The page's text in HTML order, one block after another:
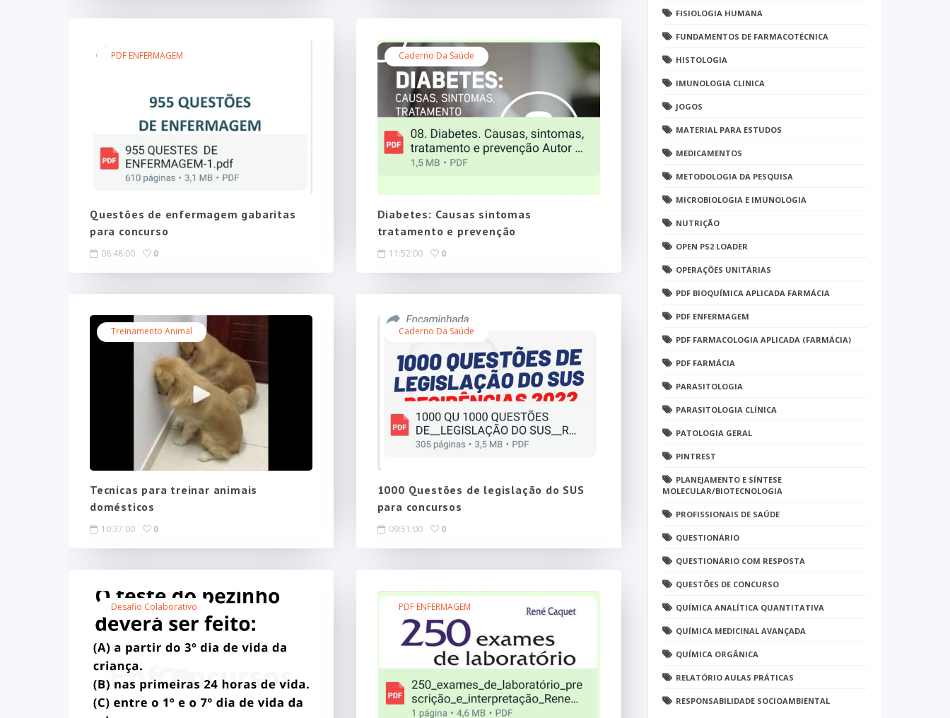
PDF ENFERMAGEM
Questões de enfermagem gabaritas
para concurso
08:48:00 0
Caderno Da Saúde
Diabetes: Causas sintomas
tratamento e prevenção
11:52:00 0
Treinamento Animal
Tecnicas para treinar animais
domésticos
10:37:00 0
Caderno Da Saúde
1000 Questões de legislação do SUS
para concursos
09:51:00 0
Desafio Colaborativo PDF ENFERMAGEM
FISIOLOGIA HUMANA
FUNDAMENTOS DE FARMACOTÉCNICA
HISTOLOGIA
IMUNOLOGIA CLINICA
JOGOS
MATERIAL PARA ESTUDOS
MEDICAMENTOS
METODOLOGIA DA PESQUISA
MICROBIOLOGIA E IMUNOLOGIA
NUTRIÇÃO
OPEN PS2 LOADER
OPERAÇÕES UNITÁRIAS
PDF BIOQUÍMICA APLICADA FARMÁCIA
PDF ENFERMAGEM
PDF FARMACOLOGIA APLICADA (FARMÁCIA)
PDF FARMÁCIA
PARASITOLOGIA
PARASITOLOGIA CLÍNICA
PATOLOGIA GERAL
PINTREST
PLANEJAMENTO E SÍNTESE
MOLECULAR/BIOTECNOLOGIA
PROFISSIONAIS DE SAÚDE
QUESTIONÁRIO
QUESTIONÁRIO COM RESPOSTA
QUESTÕES DE CONCURSO
QUÍMICA ANALÍTICA QUANTITATIVA
QUÍMICA MEDICINAL AVANÇADA
QUÍMICA ORGÂNICA
RELATÓRIO AULAS PRÁTICAS
RESPONSABILIDADE SOCIOAMBIENTAL